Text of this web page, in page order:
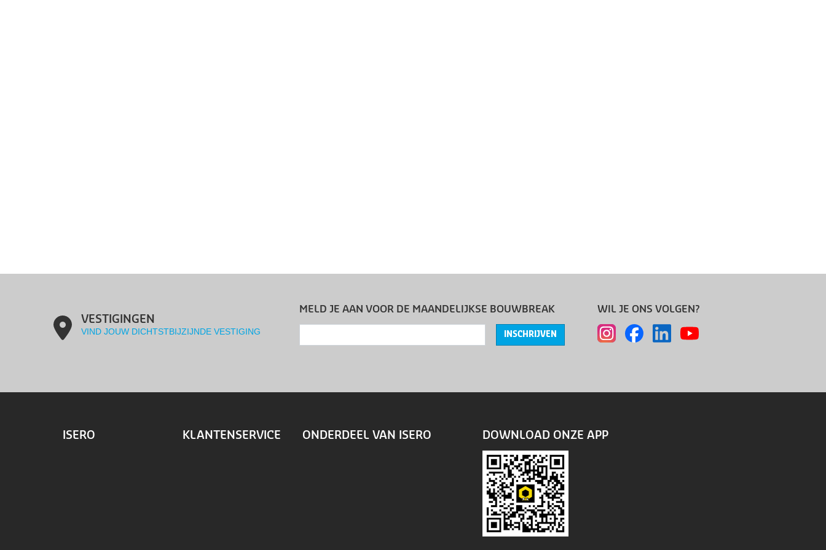
VESTIGINGEN
VIND JOUW DICHTSTBIJZIJNDE VESTIGING
MELD JE AAN VOOR DE MAANDELIJKSE BOUWBREAK
INSCHRIJVEN
WIL JE ONS VOLGEN?
ISERO KLANTENSERVICE ONDERDEEL VAN ISERO DOWNLOAD ONZE APP